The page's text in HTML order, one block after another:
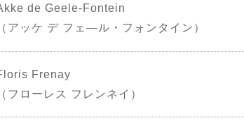
de Geele-Fontein
（アッケ デ フェ―ル・フォンタイン）
Frenay
（フローレス フレンネイ）